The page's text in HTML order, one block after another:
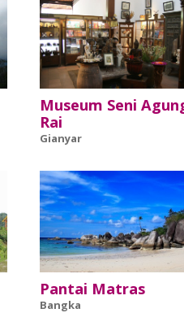
Museum Seni
Rai
Gianyar
Pantai Matras
Bangka